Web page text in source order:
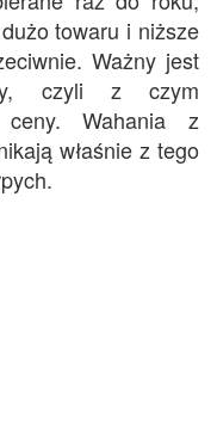
towaru i niższe
Ważny jest
czyli z czym
ceny. Wahania z
właśnie z tego